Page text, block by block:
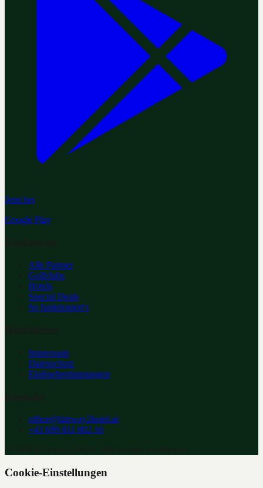
Jetzt bei
Google Play
Alle Partner
Golfclubs
Hotels
Special Deals
So funktioniert's
Impressum
Datenschutz
Einlösebestimmungen
office@fairway2hotel.at
+43 699 811 802 16
Cookie-Einstellungen